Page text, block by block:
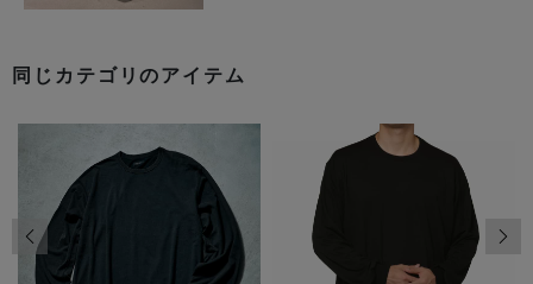
同じカテゴリのアイテム
前の画像